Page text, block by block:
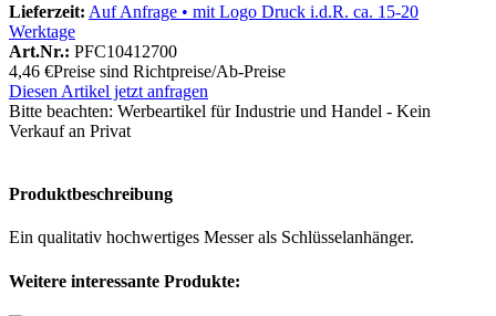
Lieferzeit: Auf Anfrage • mit Logo Druck i.d.R. ca. 15-20
Werktage
Art.Nr.: PFC10412700
4,46 €Preise sind Richtpreise/Ab-Preise
Diesen Artikel jetzt anfragen
Bitte beachten: Werbeartikel für Industrie und Handel - Kein
Verkauf an Privat
Produktbeschreibung
Ein qualitativ hochwertiges Messer als Schlüsselanhänger.
Weitere interessante Produkte: